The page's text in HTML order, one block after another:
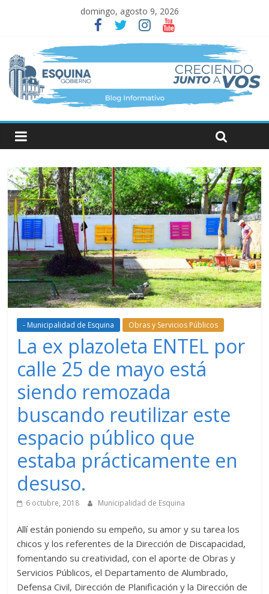
domingo, agosto 9, 2026
- Municipalidad de Esquina Obras y Servicios Públicos
La ex plazoleta ENTEL por
calle 25 de mayo está
siendo remozada
buscando reutilizar este
espacio público que
estaba prácticamente en
desuso.
6 octubre, 2018 Municipalidad de Esquina
Allí están poniendo su empeño, su amor y su tarea los
chicos y los referentes de la Dirección de Discapacidad,
fomentando su creatividad, con el aporte de Obras y
Servicios Públicos, el Departamento de Alumbrado,
Defensa Civil, Dirección de Planificación y la Dirección de